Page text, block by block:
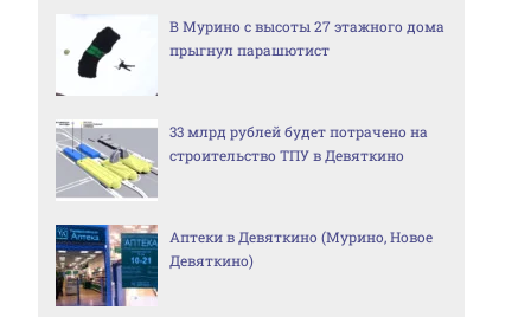
В Мурино с высоты 27 этажного дома
прыгнул парашютист
33 млрд рублей будет потрачено на
строительство ТПУ в Девяткино
Аптеки в Девяткино (Мурино, Новое
Девяткино)